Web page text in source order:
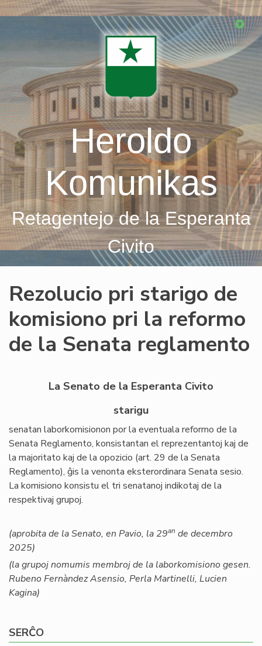
Skip
Heroldo
Komunikas
Retagentejo de la Esperanta
Civito
Rezolucio pri starigo de
komisiono pri la reformo
de la Senata reglamento
La Senato de la Esperanta Civito
starigu
senatan laborkomisionon por la eventuala reformo de la
Senata Reglamento, konsistantan el reprezentantoj kaj de
la majoritato kaj de la opozicio (art. 29 de la Senata
Reglamento), ĝis la venonta eksterordinara Senata sesio.
La komisiono konsistu el tri senatanoj indikotaj de la
respektivaj grupoj.
(aprobita de la Senato, en Pavio, la 29an de decembro
2025)
(la grupoj nomumis membroj de la laborkomisiono gesen.
Rubeno Fernàndez Asensio, Perla Martinelli, Lucien
Kagina)
SERĈO